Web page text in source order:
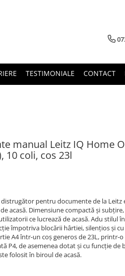
TESTIMONIALE CONTACT
manual Leitz IQ Home
10 coli, cos 23l
pentru documente de la Leitz
acasă. Dimensiune compactă și
ce lucrează de acasă. Adu stilul
împotriva blocării hârtiei, silențios și
A4 într-un coș generos de 23L, printr-
P4, de asemenea dotat și cu funcție de
folosit în biroul de acasă.